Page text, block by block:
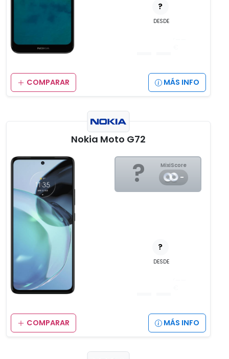
?
DESDE
COMPARAR MÁS INFO
Nokia Moto G72
? MixiScore
-
?
DESDE
COMPARAR MÁS INFO